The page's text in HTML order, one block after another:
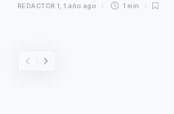
REDACTOR 1 ,1 año ago 1 min